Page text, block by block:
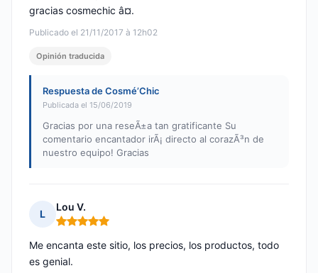
Publicado el 21/11/2017 à 12h02
gracias cosmechic â¤.
Opinión traducida
Respuesta de Cosmé’Chic
Publicada el 15/06/2019
Gracias por una reseÃ±a tan gratificante Su
comentario encantador irÃ¡ directo al corazÃ³n de
nuestro equipo! Gracias
L
Lou V.
Nota: 5 de 5
Me encanta este sitio, los precios, los productos, todo
es genial.